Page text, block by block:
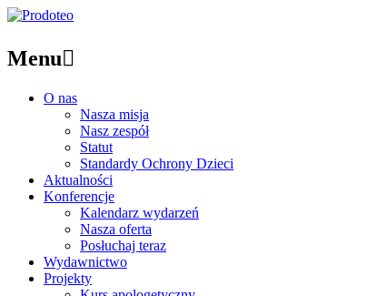
Menu
O nas
Nasza misja
Nasz zespół
Statut
Standardy Ochrony Dzieci
Aktualności
Konferencje
Kalendarz wydarzeń
Nasza oferta
Posłuchaj teraz
Wydawnictwo
Projekty